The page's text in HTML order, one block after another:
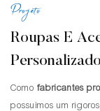
Projeto
Roupas E
Como fabricantes
possuímos um